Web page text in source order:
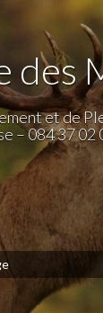
des
et de
– 084 37 02